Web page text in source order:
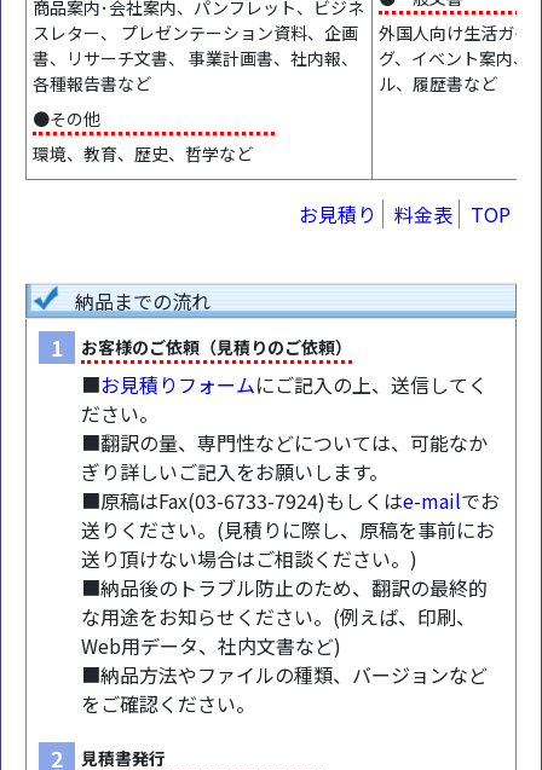
商品案内･会社案内、パンフレット、ビジネ
スレター、 プレゼンテーション資料、企画
書、リサーチ文書、 事業計画書、社内報、
各種報告書など
●その他
環境、教育、歴史、哲学など
外国人向け生活ガイ
グ、イベント案内、
ル、履歴書など
お見積り 料金表 TOP
納品までの流れ
1 お客様のご依頼（見積りのご依頼）
■お見積りフォームにご記入の上、送信してく
ださい。
■翻訳の量、専門性などについては、可能なか
ぎり詳しいご記入をお願いします。
■原稿はFax(03-6733-7924)もしくはe-mailでお
送りください。(見積りに際し、原稿を事前にお
送り頂けない場合はご相談ください。)
■納品後のトラブル防止のため、翻訳の最終的
な用途をお知らせください。(例えば、印刷、
Web用データ、社内文書など)
■納品方法やファイルの種類、バージョンなど
をご確認ください。
2 見積書発行